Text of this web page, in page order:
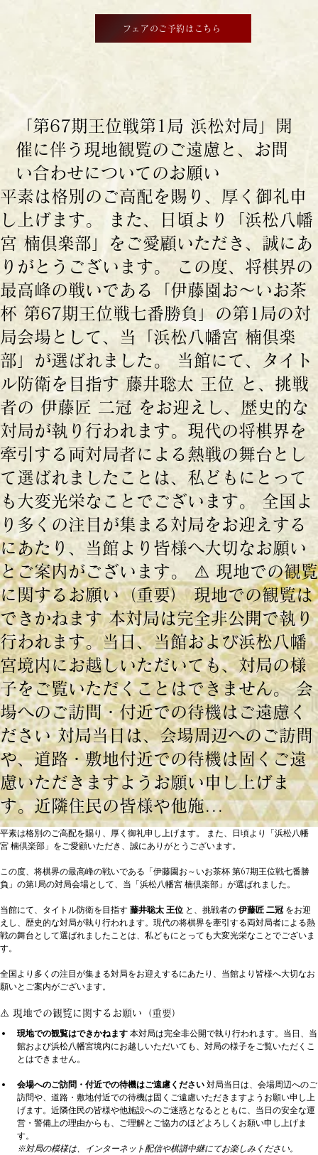
フェアのご予約はこちら
「第67期王位戦第1局 浜松対局」開
催に伴う現地観覧のご遠慮と、お問
い合わせについてのお願い
平素は格別のご高配を賜り、厚く御礼申
し上げます。 また、日頃より「浜松八幡
宮 楠倶楽部」をご愛顧いただき、誠にあ
りがとうございます。 この度、将棋界の
最高峰の戦いである「伊藤園お～いお茶
杯 第67期王位戦七番勝負」の第1局の対
局会場として、当「浜松八幡宮 楠倶楽
部」が選ばれました。 当館にて、タイト
ル防衛を目指す 藤井聡太 王位 と、挑戦
者の 伊藤匠 二冠 をお迎えし、歴史的な
対局が執り行われます。現代の将棋界を
牽引する両対局者による熱戦の舞台とし
て選ばれましたことは、私どもにとって
も大変光栄なことでございます。 全国よ
り多くの注目が集まる対局をお迎えする
にあたり、当館より皆様へ大切なお願い
とご案内がございます。 ⚠️ 現地での観覧
に関するお願い（重要） 現地での観覧は
できかねます 本対局は完全非公開で執り
行われます。当日、当館および浜松八幡
宮境内にお越しいただいても、対局の様
子をご覧いただくことはできません。 会
場へのご訪問・付近での待機はご遠慮く
ださい 対局当日は、会場周辺へのご訪問
や、道路・敷地付近での待機は固くご遠
慮いただきますようお願い申し上げま
す。近隣住民の皆様や他施...
平素は格別のご高配を賜り、厚く御礼申し上げます。 また、日頃より「浜松八幡
宮 楠倶楽部」をご愛顧いただき、誠にありがとうございます。
この度、将棋界の最高峰の戦いである「伊藤園お～いお茶杯 第67期王位戦七番勝
負」の第1局の対局会場として、当「浜松八幡宮 楠倶楽部」が選ばれました。
当館にて、タイトル防衛を目指す 藤井聡太 王位 と、挑戦者の 伊藤匠 二冠 をお迎
えし、歴史的な対局が執り行われます。現代の将棋界を牽引する両対局者による熱
戦の舞台として選ばれましたことは、私どもにとっても大変光栄なことでございま
す。
全国より多くの注目が集まる対局をお迎えするにあたり、当館より皆様へ大切なお
願いとご案内がございます。
⚠️ 現地での観覧に関するお願い（重要）
現地での観覧はできかねます 本対局は完全非公開で執り行われます。当日、当
館および浜松八幡宮境内にお越しいただいても、対局の様子をご覧いただくこ
とはできません。
会場へのご訪問・付近での待機はご遠慮ください 対局当日は、会場周辺へのご
訪問や、道路・敷地付近での待機は固くご遠慮いただきますようお願い申し上
げます。近隣住民の皆様や他施設へのご迷惑となるとともに、当日の安全な運
営・警備上の理由からも、ご理解とご協力のほどよろしくお願い申し上げま
す。
※対局の模様は、インターネット配信や棋譜中継にてお楽しみください。